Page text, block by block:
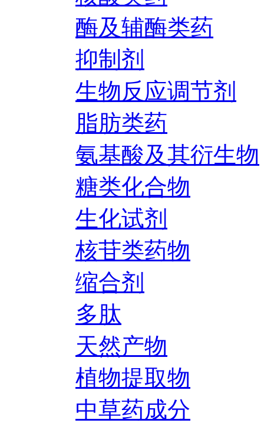
酶及辅酶类药
抑制剂
生物反应调节剂
脂肪类药
氨基酸及其衍生物
糖类化合物
生化试剂
核苷类药物
缩合剂
多肽
天然产物
植物提取物
中草药成分